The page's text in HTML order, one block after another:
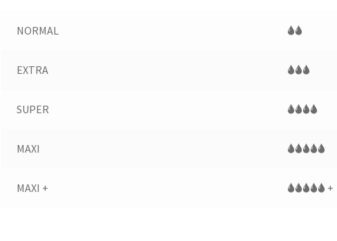
NORMAL 🌢🌢
EXTRA 🌢🌢🌢
SUPER 🌢🌢🌢🌢
MAXI 🌢🌢🌢🌢🌢
MAXI + 🌢🌢🌢🌢🌢 +